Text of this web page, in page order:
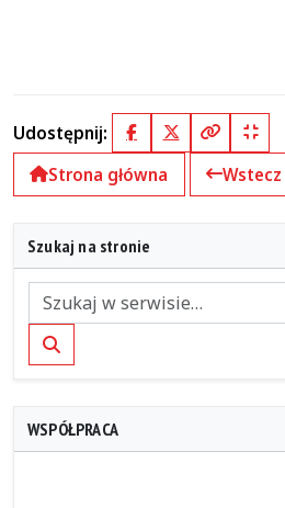
Udostępnij: FacebookX (Twitter)
Kopiuj
Strona główna
Wstecz
Szukaj na stronie
Szukaj
WSPÓŁPRACA